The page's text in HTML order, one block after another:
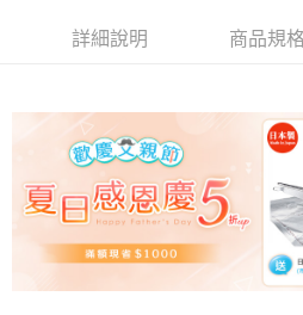
買賣價金債權讓與本公司後，依約使用本
3.完整用戶服務條款，請詳閱以下連結：
詳細說明 商品規